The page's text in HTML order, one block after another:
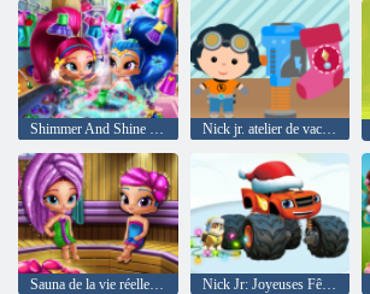
Shimmer And Shine Garde-robe Nettoyage Nick jr. atelier de vacances
Sauna de la vie réelle Glitter Genies Nick Jr: Joyeuses Fêtes Resort